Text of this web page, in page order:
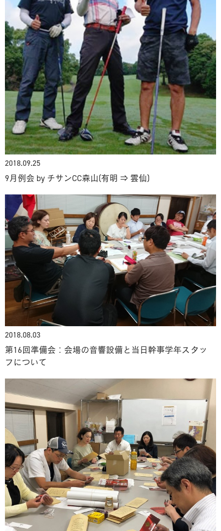
2018.09.25
​9月例会 by チサンCC森山(有明 ⇒ 雲仙)
2018.08.03
第16回準備会：会場の音響設備と当日幹事学年スタッ
フについて